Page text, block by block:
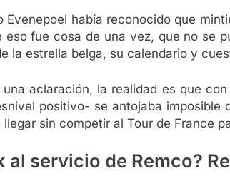
Evenepoel había reconocido que
eso fue cosa de una vez, que no se
la estrella belga, su calendario y
aclaración, la realidad es que
positivo- se antojaba imposible
sin competir al Tour de France
al servicio de Remco?